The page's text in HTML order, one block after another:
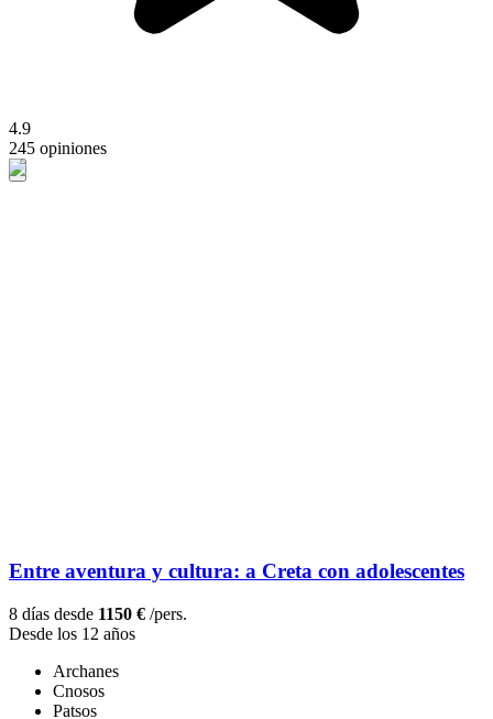
4.9
245 opiniones
Entre aventura y cultura: a Creta con adolescentes
8 días desde 1150 € /pers.
Desde los 12 años
Archanes
Cnosos
Patsos